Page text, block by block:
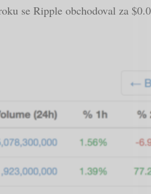
se Ripple obchodoval za